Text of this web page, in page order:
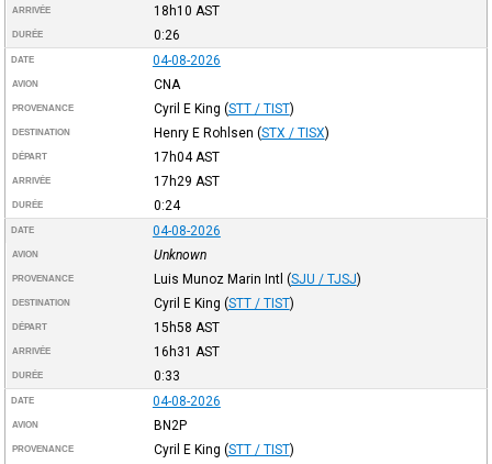
ARRIVÉE 18h10 AST
DURÉE 0:26
DATE 04-08-2026
AVION CNA
PROVENANCE Cyril E King (STT / TIST)
DESTINATION Henry E Rohlsen (STX / TISX)
DÉPART 17h04 AST
ARRIVÉE 17h29 AST
DURÉE 0:24
DATE 04-08-2026
AVION Unknown
PROVENANCE Luis Munoz Marin Intl (SJU / TJSJ)
DESTINATION Cyril E King (STT / TIST)
DÉPART 15h58 AST
ARRIVÉE 16h31 AST
DURÉE 0:33
DATE 04-08-2026
AVION BN2P
PROVENANCE Cyril E King (STT / TIST)